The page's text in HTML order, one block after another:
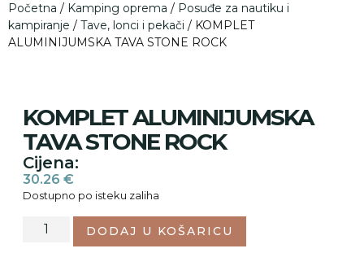
Početna / Kamping oprema / Posuđe za nautiku i
kampiranje / Tave, lonci i pekači / KOMPLET
ALUMINIJUMSKA TAVA STONE ROCK
KOMPLET ALUMINIJUMSKA
TAVA STONE ROCK
Cijena:
30.26 €
Dostupno po isteku zaliha
DODAJ U KOŠARICU